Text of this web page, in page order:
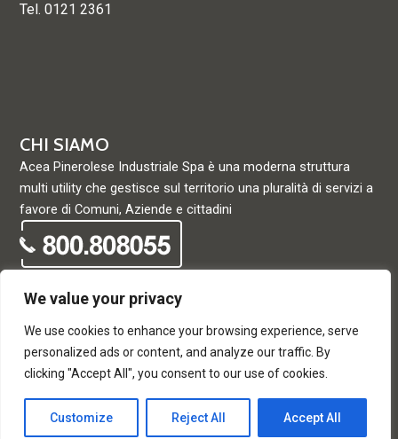
We value your privacy
We use cookies to enhance your browsing experience, serve
personalized ads or content, and analyze our traffic. By
clicking "Accept All", you consent to our use of cookies.
Customize Reject All Accept All
CHI SIAMO
Acea Pinerolese Industriale Spa è una moderna struttura
multi utility che gestisce sul territorio una pluralità di servizi a
favore di Comuni, Aziende e cittadini
Tel. 0121 2361
© Acea Pinerolese Industriale S.p.a. – Tutti i diritti riservati. Via
Vigone 42 - 10064 Pinerolo - P. Iva e Registro delle imprese di
Torino 05059960012 - Capitale Sociale
33.915.698,68 REA di Torino: 680448
T